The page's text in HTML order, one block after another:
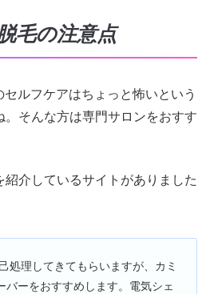
毛の注意点
ルフケアはちょっと怖いという
そんな方は専門サロンをおすす
介しているサイトがありました
処理してきてもらいますが、カミ
バーをおすすめします。電気シェ